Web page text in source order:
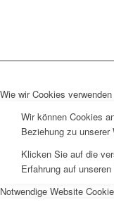
Wie wir Cookies verwenden
Wir können Cookies
Beziehung zu
Klicken Sie auf die
Erfahrung auf
Notwendige Website